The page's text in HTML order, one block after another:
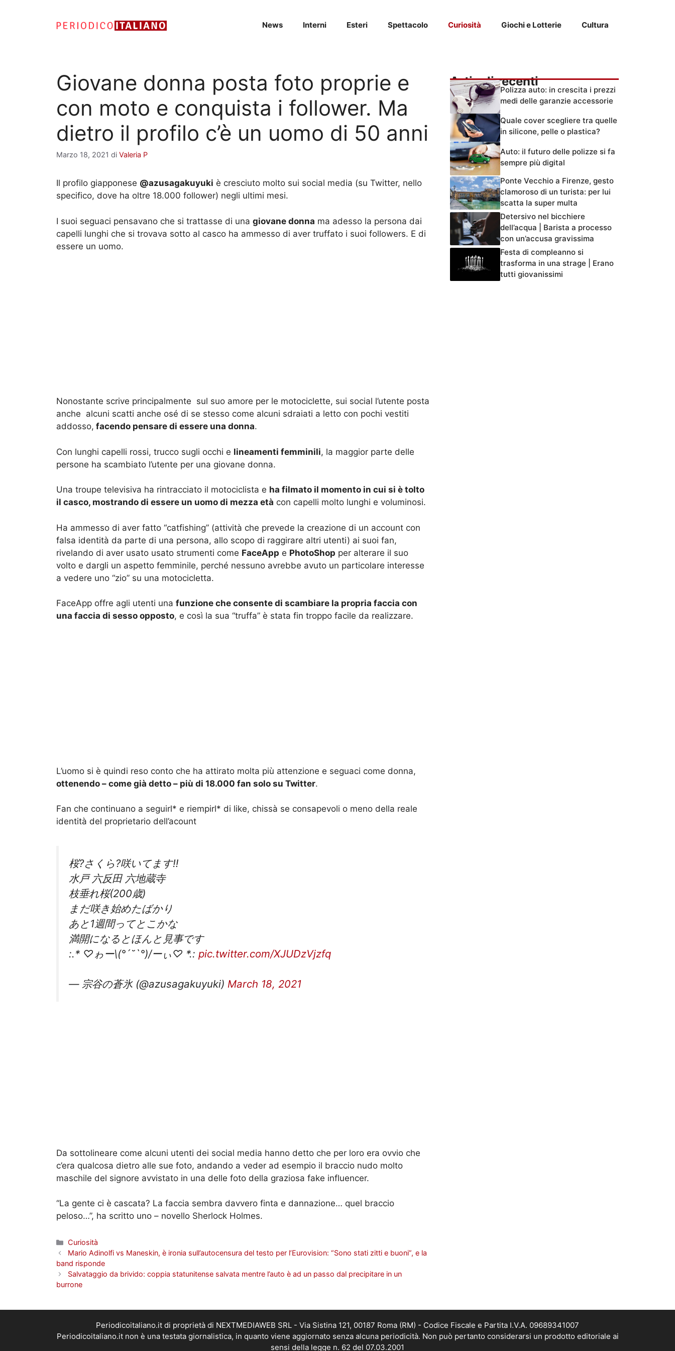
News Interni Esteri Spettacolo Curiosità Giochi e Lotterie Cultura
Giovane donna posta foto proprie e
con moto e conquista i follower. Ma
dietro il profilo c’è un uomo di 50 anni
Marzo 18, 2021 di Valeria P
Il profilo giapponese @azusagakuyuki è cresciuto molto sui social media (su Twitter, nello
specifico, dove ha oltre 18.000 follower) negli ultimi mesi.
I suoi seguaci pensavano che si trattasse di una giovane donna ma adesso la persona dai
capelli lunghi che si trovava sotto al casco ha ammesso di aver truffato i suoi followers. E di
essere un uomo.
Nonostante scrive principalmente sul suo amore per le motociclette, sui social l’utente posta
anche alcuni scatti anche osé di se stesso come alcuni sdraiati a letto con pochi vestiti
addosso, facendo pensare di essere una donna.
Con lunghi capelli rossi, trucco sugli occhi e lineamenti femminili, la maggior parte delle
persone ha scambiato l’utente per una giovane donna.
Una troupe televisiva ha rintracciato il motociclista e ha filmato il momento in cui si è tolto
il casco, mostrando di essere un uomo di mezza età con capelli molto lunghi e voluminosi.
Ha ammesso di aver fatto “catfishing” (attività che prevede la creazione di un account con
falsa identità da parte di una persona, allo scopo di raggirare altri utenti) ai suoi fan,
rivelando di aver usato usato strumenti come FaceApp e PhotoShop per alterare il suo
volto e dargli un aspetto femminile, perché nessuno avrebbe avuto un particolare interesse
a vedere uno “zio” su una motocicletta.
FaceApp offre agli utenti una funzione che consente di scambiare la propria faccia con
una faccia di sesso opposto, e così la sua “truffa” è stata fin troppo facile da realizzare.
L’uomo si è quindi reso conto che ha attirato molta più attenzione e seguaci come donna,
ottenendo – come già detto – più di 18.000 fan solo su Twitter.
Fan che continuano a seguirl* e riempirl* di like, chissà se consapevoli o meno della reale
identità del proprietario dell’acount
桜?さくら?咲いてます‼️
水戸 六反田 六地蔵寺
枝垂れ桜(200歳)
まだ咲き始めたばかり
あと1週間ってとこかな
満開になるとほんと見事です
:.* ♡ゎー\(°´˘`°)/ーぃ♡ *.: pic.twitter.com/XJUDzVjzfq
— 宗谷の蒼氷 (@azusagakuyuki) March 18, 2021
Da sottolineare come alcuni utenti dei social media hanno detto che per loro era ovvio che
c’era qualcosa dietro alle sue foto, andando a veder ad esempio il braccio nudo molto
maschile del signore avvistato in una delle foto della graziosa fake influencer.
“La gente ci è cascata? La faccia sembra davvero finta e dannazione… quel braccio
peloso…”, ha scritto uno – novello Sherlock Holmes.
Curiosità
Mario Adinolfi vs Maneskin, è ironia sull’autocensura del testo per l’Eurovision: “Sono stati zitti e buoni”, e la
band risponde
Salvataggio da brivido: coppia statunitense salvata mentre l’auto è ad un passo dal precipitare in un
burrone
Articoli recenti
Polizza auto: in crescita i prezzi
medi delle garanzie accessorie
Quale cover scegliere tra quelle
in silicone, pelle o plastica?
Auto: il futuro delle polizze si fa
sempre più digital
Ponte Vecchio a Firenze, gesto
clamoroso di un turista: per lui
scatta la super multa
Detersivo nel bicchiere
dell’acqua | Barista a processo
con un’accusa gravissima
Festa di compleanno si
trasforma in una strage | Erano
tutti giovanissimi
Periodicoitaliano.it di proprietà di NEXTMEDIAWEB SRL - Via Sistina 121, 00187 Roma (RM) - Codice Fiscale e Partita I.V.A. 09689341007
Periodicoitaliano.it non è una testata giornalistica, in quanto viene aggiornato senza alcuna periodicità. Non può pertanto considerarsi un prodotto editoriale ai
sensi della legge n. 62 del 07.03.2001